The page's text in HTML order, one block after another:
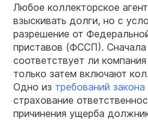
Любое коллекторское
взыскивать долги, но с
разрешение от
приставов (ФССП). Сначала
соответствует ли
только затем включают
Одно из требований закона
страхование
причинения ущерба